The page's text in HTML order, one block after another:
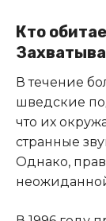
Кто
В течение
шведские
что их
странные
Однако,